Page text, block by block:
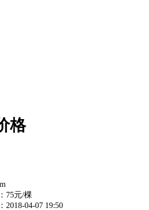
格
75元/棵
：2018-04-07 19:50